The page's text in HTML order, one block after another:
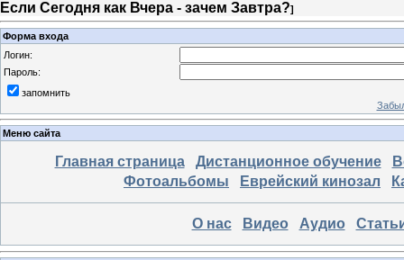
Если Сегодня как Вчера - зачем Завтра?]
Форма входа
Логин:
Пароль:
запомнить
Меню сайта
Главная страница Дистанционное обучение
Фотоальбомы
Еврейский кинозал
О нас Видео Аудио